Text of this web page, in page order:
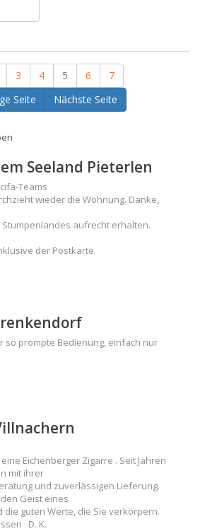
3 4 5 6
7
Seite
Nächste Seite
Seeland Pieterlen
Teams
wieder die Wohnung. Danke,
Stumpenlandes aufrecht erhalten.
der Postkarte.
so prompte Bedienung, einfach nur
Eichenberger Zigarre . Seit Jahren
mit ihrer
und zuverlässigen Lieferung.
Geist eines
die guten Werte, die Sie verkörpern.
D. K.